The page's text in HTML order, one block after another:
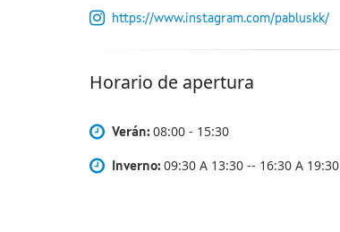
https://www.instagram.com/pabluskk/
Horario de apertura
Verán: 08:00 - 15:30
Inverno: 09:30 A 13:30 -- 16:30 A 19:30